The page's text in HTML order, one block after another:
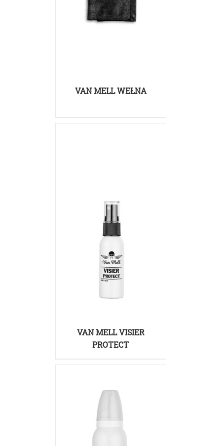
VAN MELL WEŁNA
VAN MELL VISIER
PROTECT
SZCZEGÓŁY